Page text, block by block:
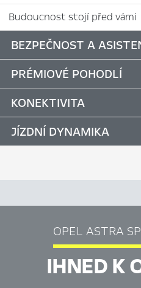
Budoucnost stojí před vámi
BEZPEČNOST A
PRÉMIOVÉ POHODLÍ
KONEKTIVITA
JÍZDNÍ DYNAMIKA
OPEL ASTRA
IHNED K